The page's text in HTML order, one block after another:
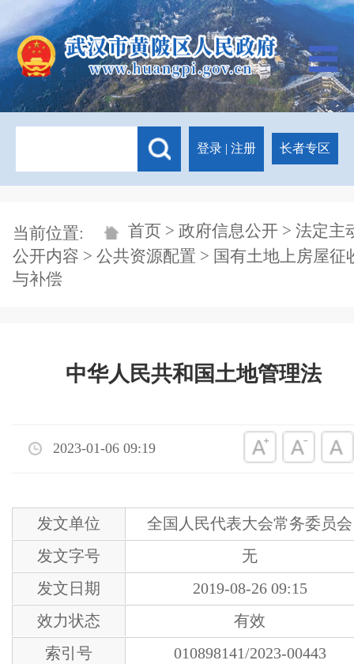
登录 | 注册 长者专区
当前位置: 首页 > 政府信息公开 > 法定主
公开内容 > 公共资源配置 > 国有土地上房屋征
与补偿
中华人民共和国土地管理法
2023-01-06 09:19
发文单位
全国人民代表大会常务委员会
发文字号
无
发文日期
2019-08-26 09:15
效力状态
有效
索引号
010898141/2023-00443